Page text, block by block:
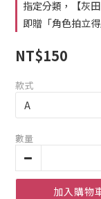
指定分類，【灰
即贈「角色拍立
NT$150
款式
數量
加入購物